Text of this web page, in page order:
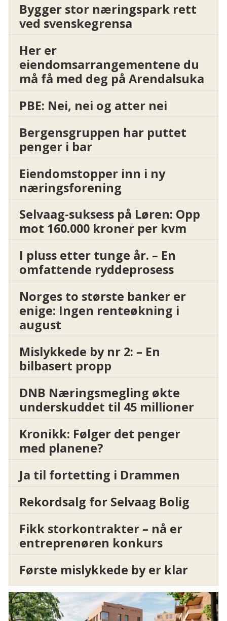
Bygger stor næringspark rett
ved svenskegrensa
Her er
eiendomsarrangementene du
må få med deg på Arendalsuka
PBE: Nei, nei og atter nei
Bergensgruppen har puttet
penger i bar
Eiendomstopper inn i ny
næringsforening
Selvaag-suksess på Løren: Opp
mot 160.000 kroner per kvm
I pluss etter tunge år. – En
omfattende ryddeprosess
Norges to største banker er
enige: Ingen renteøkning i
august
Mislykkede by nr 2: – En
bilbasert propp
DNB Næringsmegling økte
underskuddet til 45 millioner
Kronikk: Følger det penger
med planene?
Ja til fortetting i Drammen
Rekordsalg for Selvaag Bolig
Fikk storkontrakter – nå er
entreprenøren konkurs
Første mislykkede by er klar